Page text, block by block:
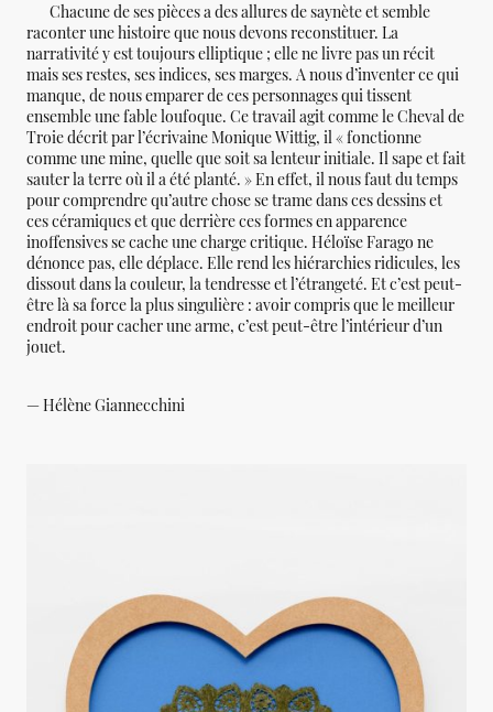
Chacune de ses pièces a des allures de saynète et semble
raconter une histoire que nous devons reconstituer. La
narrativité y est toujours elliptique ; elle ne livre pas un récit
mais ses restes, ses indices, ses marges. A nous d’inventer ce qui
manque, de nous emparer de ces personnages qui tissent
ensemble une fable loufoque. Ce travail agit comme le Cheval de
Troie décrit par l’écrivaine Monique Wittig, il « fonctionne
comme une mine, quelle que soit sa lenteur initiale. Il sape et fait
sauter la terre où il a été planté. » En effet, il nous faut du temps
pour comprendre qu’autre chose se trame dans ces dessins et
ces céramiques et que derrière ces formes en apparence
inoffensives se cache une charge critique. Héloïse Farago ne
dénonce pas, elle déplace. Elle rend les hiérarchies ridicules, les
dissout dans la couleur, la tendresse et l’étrangeté. Et c’est peut-
être là sa force la plus singulière : avoir compris que le meilleur
endroit pour cacher une arme, c’est peut-être l’intérieur d’un
jouet.
— Hélène Giannecchini